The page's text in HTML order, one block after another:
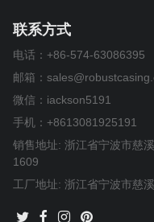
联系方式
电话： +86-574-63086395
邮箱：
微信：iackson5191
手机： +8613081925191
销售地址: 浙江省宁波市慈
1609
工厂地址: 浙江省宁波市慈